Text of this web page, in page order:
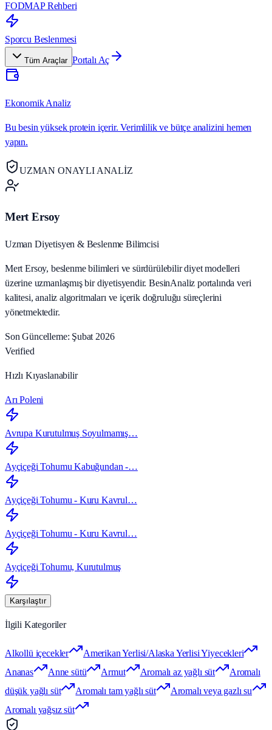
FODMAP Rehberi
Sporcu Beslenmesi
Tüm Araçlar Portalı Aç
Ekonomik Analiz
Bu besin yüksek protein içerir. Verimlilik ve bütçe analizini hemen
yapın.
UZMAN ONAYLI ANALİZ
Mert Ersoy
Uzman Diyetisyen & Beslenme Bilimcisi
Mert Ersoy, beslenme bilimleri ve sürdürülebilir diyet modelleri
üzerine uzmanlaşmış bir diyetisyendir. BesinAnaliz portalında veri
kalitesi, analiz algoritmaları ve içerik doğruluğu süreçlerini
yönetmektedir.
Son Güncelleme: Şubat 2026
Verified
Hızlı Kıyaslanabilir
Arı Poleni
Avrupa Kurutulmuş Soyulmamış…
Ayçiçeği Tohumu Kabuğundan -…
Ayçiçeği Tohumu - Kuru Kavrul…
Ayçiçeği Tohumu - Kuru Kavrul…
Ayçiçeği Tohumu, Kurutulmuş
Karşılaştır
İlgili Kategoriler
Alkollü içecekler
Amerikan Yerlisi/Alaska Yerlisi Yiyecekleri
Ananas
Anne sütü Armut Aromalı az yağlı süt
Aromalı
düşük yağlı süt
Aromalı tam yağlı süt
Aromalı veya gazlı su
Aromalı yağsız süt